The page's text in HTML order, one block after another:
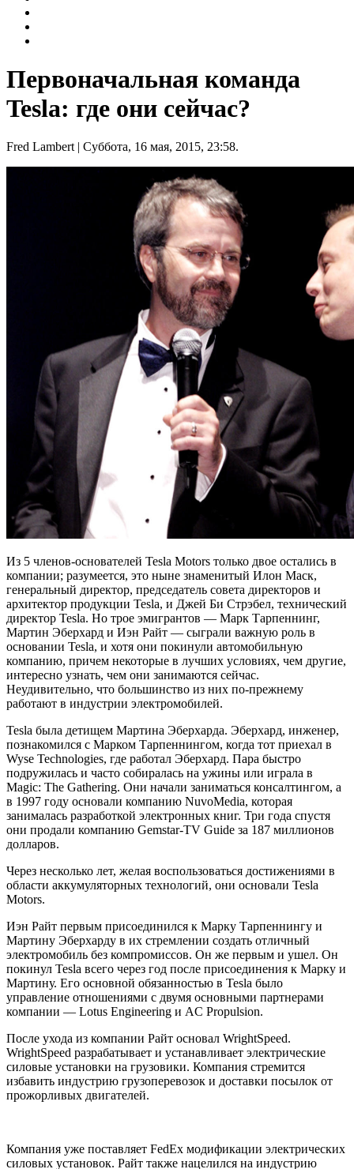
Первоначальная команда
Tesla: где они сейчас?
Fred Lambert| Суббота, 16 мая, 2015, 23:58.
Из 5 членов-основателей Tesla Motors только двое остались в
компании; разумеется, это ныне знаменитый Илон Маск,
генеральный директор, председатель совета директоров и
архитектор продукции Tesla, и Джей Би Стрэбел, технический
директор Tesla. Но трое эмигрантов — Марк Тарпеннинг,
Мартин Эберхард и Иэн Райт — сыграли важную роль в
основании Tesla, и хотя они покинули автомобильную
компанию, причем некоторые в лучших условиях, чем другие,
интересно узнать, чем они занимаются сейчас.
Неудивительно, что большинство из них по-прежнему
работают в индустрии электромобилей.
Tesla была детищем Мартина Эберхарда. Эберхард, инженер,
познакомился с Марком Тарпеннингом, когда тот приехал в
Wyse Technologies, где работал Эберхард. Пара быстро
подружилась и часто собиралась на ужины или играла в
Magic: The Gathering. Они начали заниматься консалтингом, а
в 1997 году основали компанию NuvoMedia, которая
занималась разработкой электронных книг. Три года спустя
они продали компанию Gemstar-TV Guide за 187 миллионов
долларов.
Через несколько лет, желая воспользоваться достижениями в
области аккумуляторных технологий, они основали Tesla
Motors.
Иэн Райт первым присоединился к Марку Тарпеннингу и
Мартину Эберхарду в их стремлении создать отличный
электромобиль без компромиссов. Он же первым и ушел. Он
покинул Tesla всего через год после присоединения к Марку и
Мартину. Его основной обязанностью в Tesla было
управление отношениями с двумя основными партнерами
компании — Lotus Engineering и AC Propulsion.
После ухода из компании Райт основал WrightSpeed.
WrightSpeed разрабатывает и устанавливает электрические
силовые установки на грузовики. Компания стремится
избавить индустрию грузоперевозок и доставки посылок от
прожорливых двигателей.
Компания уже поставляет FedEx модификации электрических
силовых установок. Райт также нацелился на индустрию